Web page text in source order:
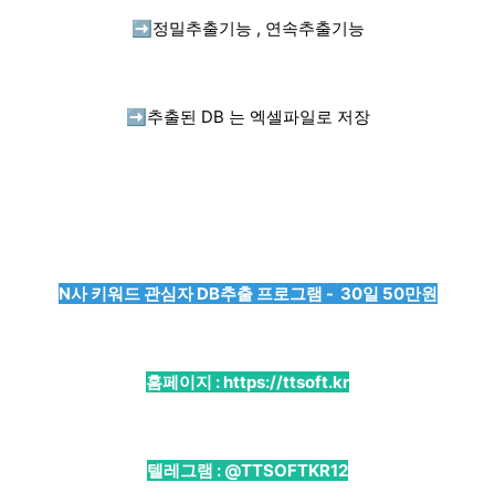
➡️ 정밀추출기능 , 연속추출기능
➡️ 추출된 DB 는 엑셀파일로 저장
N사 키워드 관심자 DB추출 프로그램 - 30일 50만원
홈페이지 :https://ttsoft.kr
텔레그램 : @TTSOFTKR12